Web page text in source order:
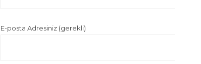
E-posta Adresiniz (gerekli)